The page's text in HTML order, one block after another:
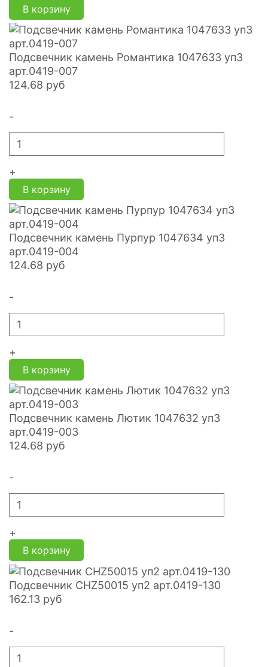
В корзину
Подсвечник камень Романтика 1047633 уп3
арт.0419-007
124.68 руб
-
+
В корзину
Подсвечник камень Пурпур 1047634 уп3
арт.0419-004
124.68 руб
-
+
В корзину
Подсвечник камень Лютик 1047632 уп3
арт.0419-003
124.68 руб
-
+
В корзину
Подсвечник CHZ50015 уп2 арт.0419-130
162.13 руб
-